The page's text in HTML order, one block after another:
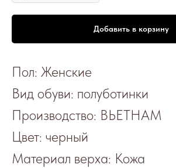
Добавить в корзину
Пол: Женские
Вид обуви: полуботинки
Производство: ВЬЕТНАМ
Цвет: черный
Материал верха: Кожа